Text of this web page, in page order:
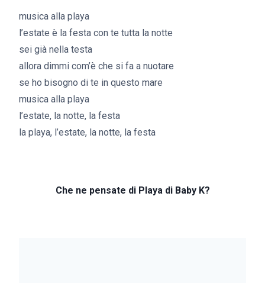
musica alla playa
l’estate è la festa con te tutta la notte
sei già nella testa
allora dimmi com’è che si fa a nuotare
se ho bisogno di te in questo mare
musica alla playa
l’estate, la notte, la festa
la playa, l’estate, la notte, la festa
Che ne pensate di Playa di Baby K?